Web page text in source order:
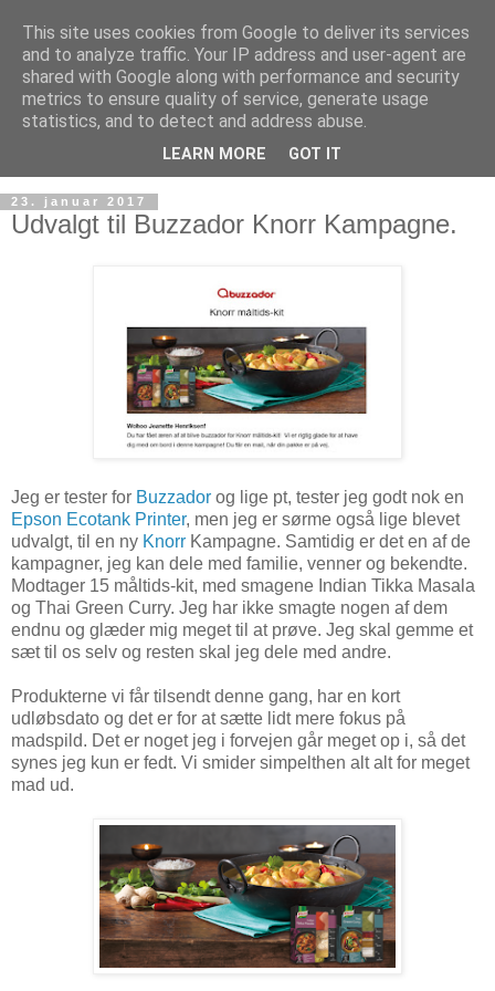
23. januar 2017
Udvalgt til Buzzador Knorr Kampagne.
Jeg er tester for Buzzador og lige pt, tester jeg godt nok en
Epson Ecotank Printer, men jeg er sørme også lige blevet
udvalgt, til en ny Knorr Kampagne. Samtidig er det en af de
kampagner, jeg kan dele med familie, venner og bekendte.
Modtager 15 måltids-kit, med smagene Indian Tikka Masala
og Thai Green Curry. Jeg har ikke smagte nogen af dem
endnu og glæder mig meget til at prøve. Jeg skal gemme et
sæt til os selv og resten skal jeg dele med andre.
Produkterne vi får tilsendt denne gang, har en kort
udløbsdato og det er for at sætte lidt mere fokus på
madspild. Det er noget jeg i forvejen går meget op i, så det
synes jeg kun er fedt. Vi smider simpelthen alt alt for meget
mad ud.
This site uses cookies from Google to deliver its services
and to analyze traffic. Your IP address and user-agent are
shared with Google along with performance and security
metrics to ensure quality of service, generate usage
statistics, and to detect and address abuse.
LEARN MORE GOT IT